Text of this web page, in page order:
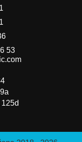
53